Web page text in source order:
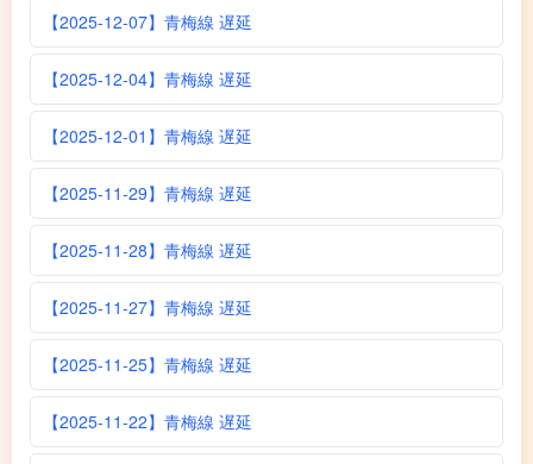
【2025-12-07】青梅線 遅延
【2025-12-04】青梅線 遅延
【2025-12-01】青梅線 遅延
【2025-11-29】青梅線 遅延
【2025-11-28】青梅線 遅延
【2025-11-27】青梅線 遅延
【2025-11-25】青梅線 遅延
【2025-11-22】青梅線 遅延